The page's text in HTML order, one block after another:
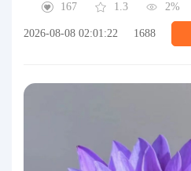
167
1.3 2%
2026-08-08 02:01:22 1688